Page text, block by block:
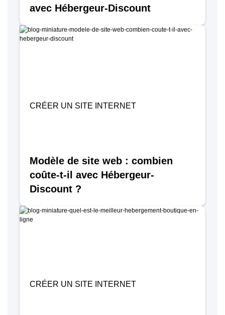
avec Hébergeur-Discount
CRÉER UN SITE INTERNET
Modèle de site web : combien
coûte-t-il avec Hébergeur-
Discount ?
CRÉER UN SITE INTERNET